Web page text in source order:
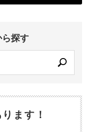
探す
ます！